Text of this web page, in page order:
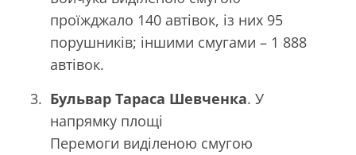
проїжджало 140 автівок, із них 95
порушників; іншими смугами – 1 888
автівок.
Бульвар Тараса Шевченка. У
напрямку площі
Перемоги виділеною смугою